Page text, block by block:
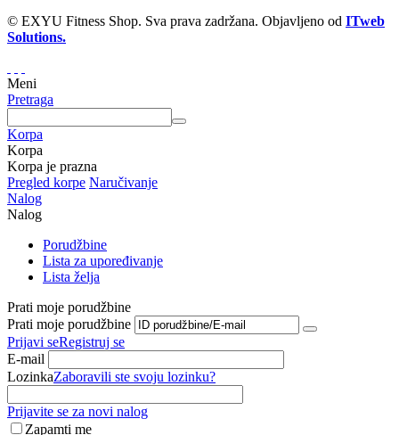
© EXYU Fitness Shop. Sva prava zadržana. Objavljeno od ITweb
Solutions.
Meni
Pretraga
Korpa
Korpa
Korpa je prazna
Pregled korpe Naručivanje
Nalog
Nalog
Porudžbine
Lista za upoređivanje
Lista želja
Prati moje porudžbine
Prati moje porudžbine
Prijavi seRegistruj se
E-mail
LozinkaZaboravili ste svoju lozinku?
Prijavite se za novi nalog
Zapamti me